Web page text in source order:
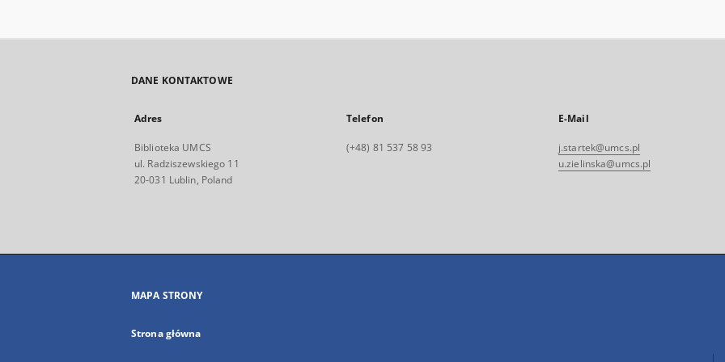
DANE KONTAKTOWE
Adres
Biblioteka UMCS
ul. Radziszewskiego 11
20-031 Lublin, Poland
Telefon
(+48) 81 537 58 93
E-Mail
j.startek@umcs.pl
u.zielinska@umcs.pl
MAPA STRONY
Strona główna